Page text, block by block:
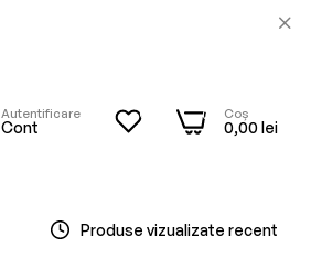
Autentificare
Cont
0 Coș
0,00 lei
0
Produse vizualizate recent